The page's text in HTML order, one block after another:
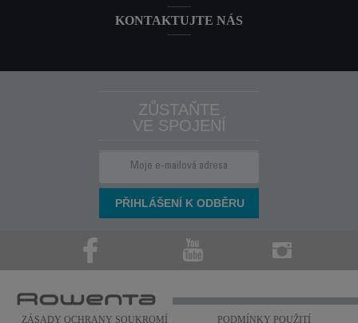
KONTAKTUJTE NÁS
ZŮSTAŇTE
VE SPOJENÍ
ZÁSADY OCHRANY SOUKROMÍ PODMÍNKY POUŽITÍ